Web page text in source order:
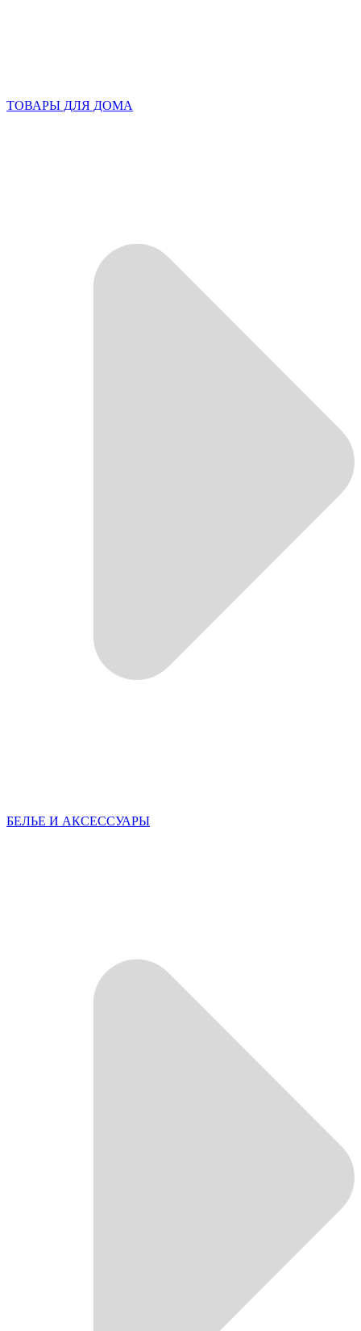
ТОВАРЫ ДЛЯ ДОМА
БЕЛЬЕ И АКСЕССУАРЫ